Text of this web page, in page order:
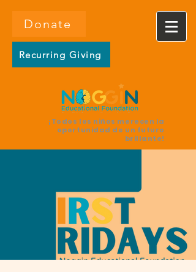
Donate
Recurring Giving
¡Todos los niños merecen la
oportunidad de un futuro
brillante!